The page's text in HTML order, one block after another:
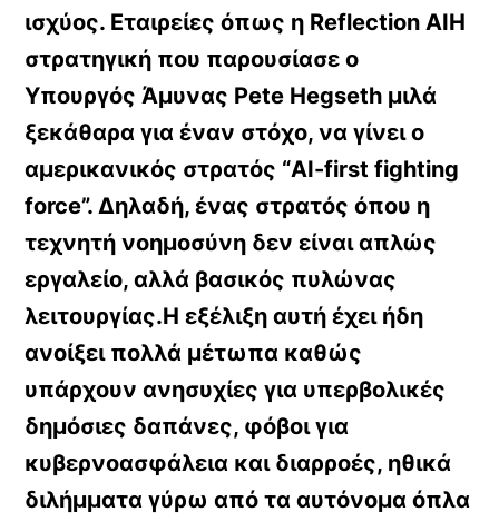
ισχύος. Εταιρείες όπως η Reflection AIΗ
στρατηγική που παρουσίασε ο
Υπουργός Άμυνας Pete Hegseth μιλά
ξεκάθαρα για έναν στόχο, να γίνει ο
αμερικανικός στρατός “AI-first fighting
force”. Δηλαδή, ένας στρατός όπου η
τεχνητή νοημοσύνη δεν είναι απλώς
εργαλείο, αλλά βασικός πυλώνας
λειτουργίας.Η εξέλιξη αυτή έχει ήδη
ανοίξει πολλά μέτωπα καθώς
υπάρχουν ανησυχίες για υπερβολικές
δημόσιες δαπάνες, φόβοι για
κυβερνοασφάλεια και διαρροές, ηθικά
διλήμματα γύρω από τα αυτόνομα όπλα